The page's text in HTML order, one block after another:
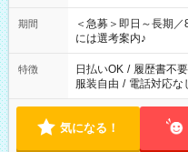
ば前職が、 在宅/財団
スタッフ スイーツ販
業界から入社して活躍
期間
＜急募＞即日～長期
には選考案内♪
特徴 日払いOK / 履歴書不要
服装自由 / 電話対応な
気になる！